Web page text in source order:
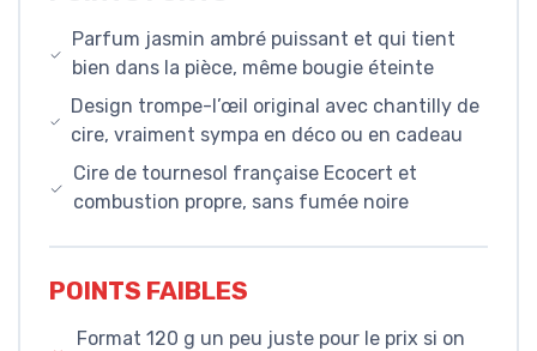
Parfum jasmin ambré puissant et qui tient
bien dans la pièce, même bougie éteinte
Design trompe-l’œil original avec chantilly de
cire, vraiment sympa en déco ou en cadeau
Cire de tournesol française Ecocert et
combustion propre, sans fumée noire
POINTS FAIBLES
Format 120 g un peu juste pour le prix si on